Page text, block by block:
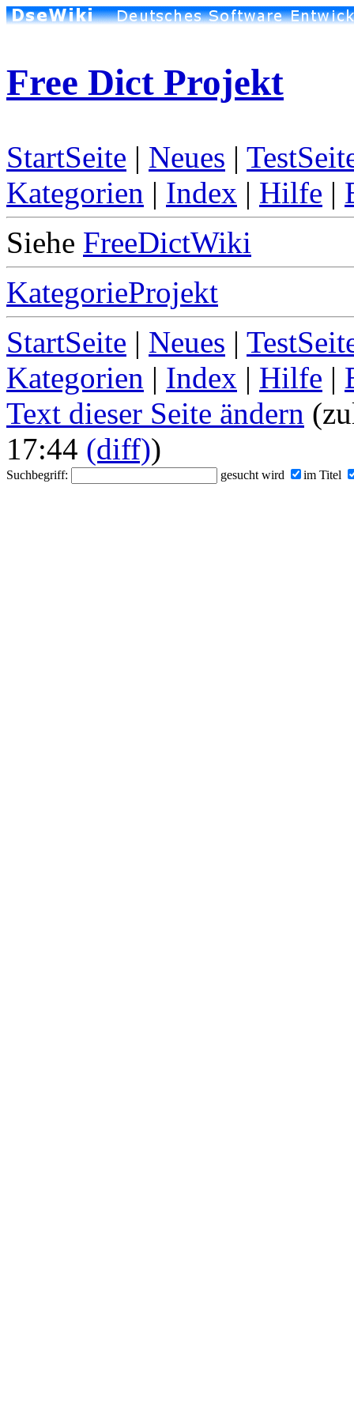
Free Dict Projekt
StartSeite | Neues |
Kategorien | Index | Hilfe |
Siehe FreeDictWiki
KategorieProjekt
StartSeite | Neues |
Kategorien | Index | Hilfe |
Text dieser Seite ändern
17:44 (diff))
Suchbegriff: gesucht wird im Titel